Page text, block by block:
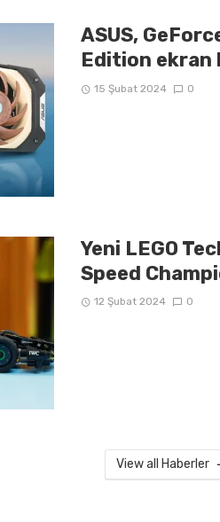
ASUS,
Edition ekran
15 Şubat 2024 0
Yeni LEGO
Speed
12 Şubat 2024 0
View all Haberler